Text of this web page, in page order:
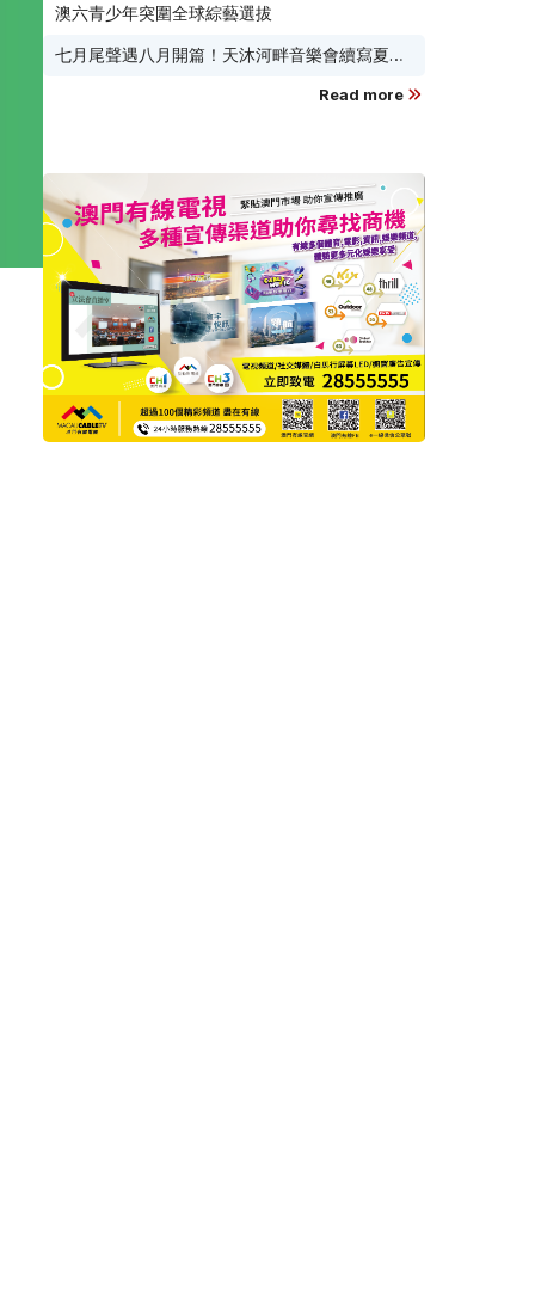
澳六青少年突圍全球綜藝選拔
七月尾聲遇八月開篇！天沐河畔音樂會續寫夏夜
Read more